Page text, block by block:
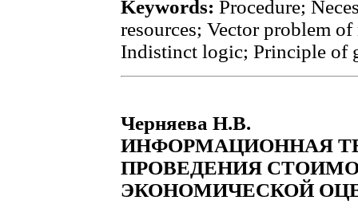
Keywords: Procedure;
resources; Vector problem
Indistinct logic; Principle of
Черняева Н.В.
ИНФОРМАЦИОННАЯ
ПРОВЕДЕНИЯ
ЭКОНОМИЧЕСКОЙ